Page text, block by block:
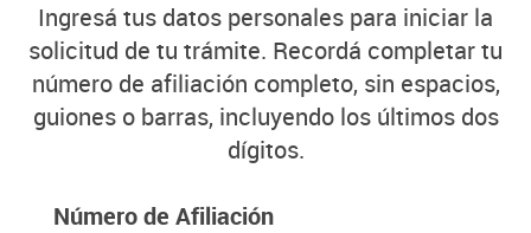
Ingresá tus datos personales para iniciar la
solicitud de tu trámite. Recordá completar tu
número de afiliación completo, sin espacios,
guiones o barras, incluyendo los últimos dos
dígitos.
Número de Afiliación